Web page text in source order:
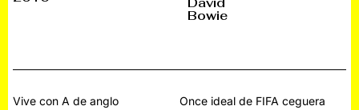
1
Bowie
Navegación
Vive con A de anglo
Once ideal de FIFA ceguera